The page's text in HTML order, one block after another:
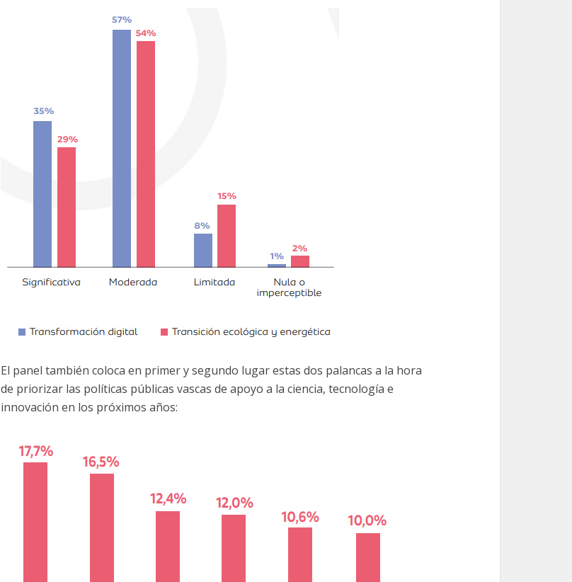
El panel también coloca en primer y segundo lugar estas dos palancas a la hora
de priorizar las políticas públicas vascas de apoyo a la ciencia, tecnología e
innovación en los próximos años: